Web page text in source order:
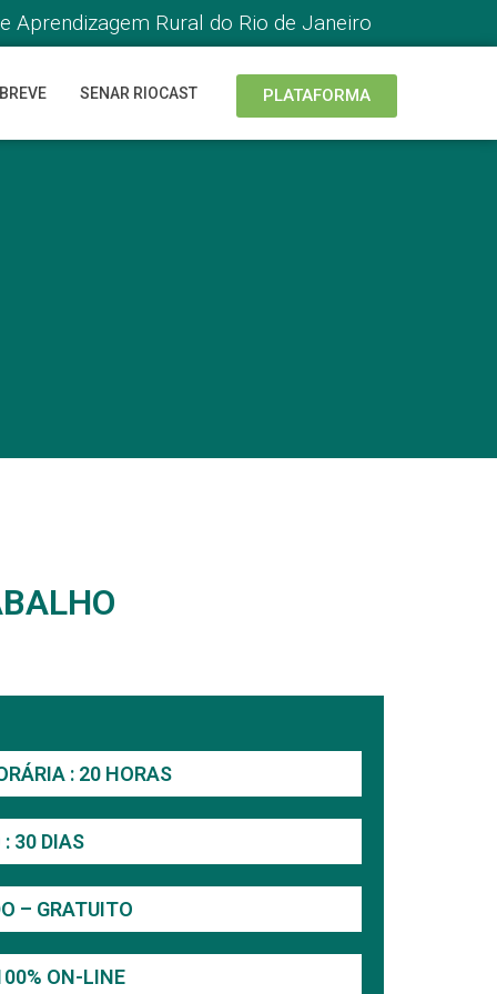
Aprendizagem Rural do Rio de Janeiro
SENAR RIOCAST PLATAFORMA
: 20 HORAS
: 30 DIAS
– GRATUITO
ON-LINE